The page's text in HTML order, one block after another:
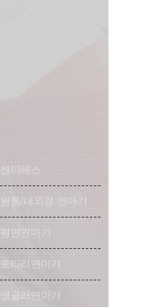
센타레스
원통/내외경 연마기
평면연마기
로타리연마기
앵굴러연마기